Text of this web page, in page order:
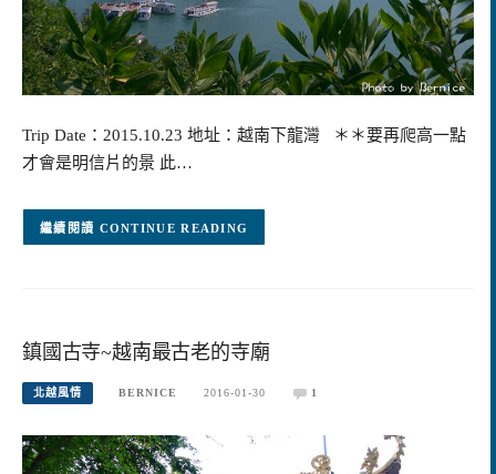
Trip Date：2015.10.23 地址：越南下龍灣 ＊＊要再爬高一點
才會是明信片的景 此…
CONTINUE READING
鎮國古寺~越南最古老的寺廟
北越風情 BERNICE 2016-01-30 1